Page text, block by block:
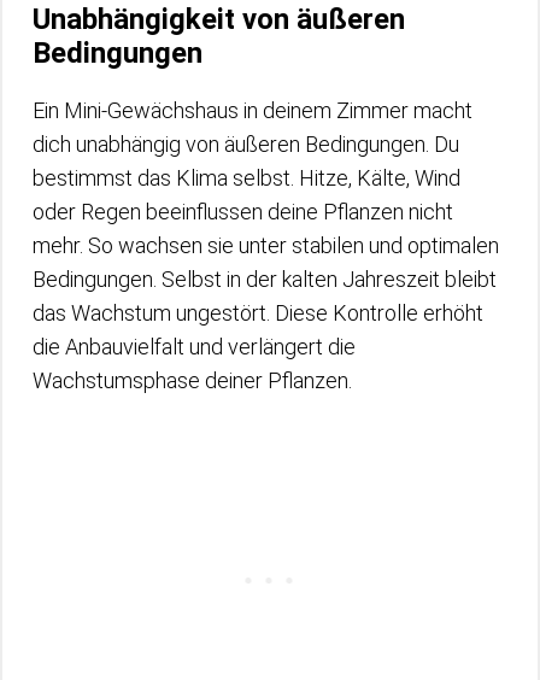
Unabhängigkeit von äußeren
Bedingungen
Ein Mini-Gewächshaus in deinem Zimmer macht
dich unabhängig von äußeren Bedingungen. Du
bestimmst das Klima selbst. Hitze, Kälte, Wind
oder Regen beeinflussen deine Pflanzen nicht
mehr. So wachsen sie unter stabilen und optimalen
Bedingungen. Selbst in der kalten Jahreszeit bleibt
das Wachstum ungestört. Diese Kontrolle erhöht
die Anbauvielfalt und verlängert die
Wachstumsphase deiner Pflanzen.